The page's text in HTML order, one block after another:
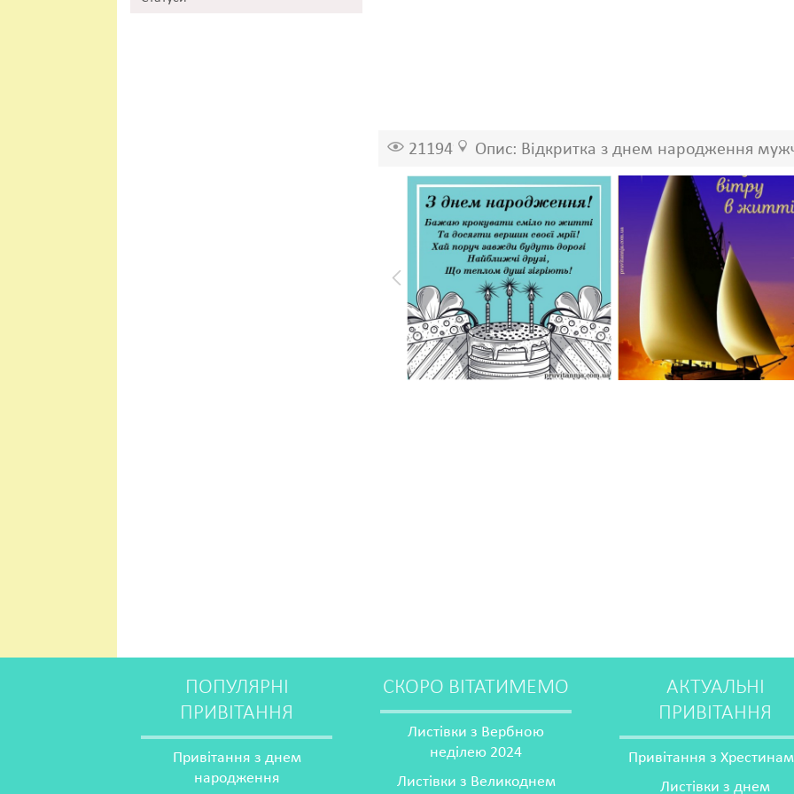
21194 Опис: Відкритка з днем народження
ПОПУЛЯРНІ
ПРИВІТАННЯ
Привітання з днем
народження
СКОРО ВІТАТИМЕМО
Листівки з Вербною
неділею 2024
Листівки з Великоднем
АКТУАЛЬНІ
ПРИВІТАННЯ
Привітання з
Листівки з днем